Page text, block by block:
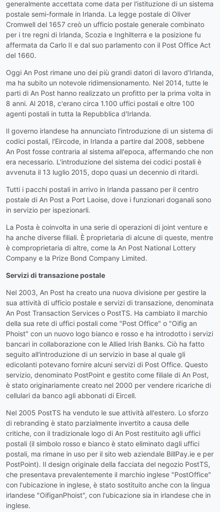
generalmente accettata come data per l'istituzione di un sistema
postale semi-formale in Irlanda. La legge postale di Oliver
Cromwell del 1657 creò un ufficio postale generale combinato
per i tre regni di Irlanda, Scozia e Inghilterra e la posizione fu
affermata da Carlo II e dal suo parlamento con il Post Office Act
del 1660.
Oggi An Post rimane uno dei più grandi datori di lavoro d'Irlanda,
ma ha subito un notevole ridimensionamento. Nel 2014, tutte le
parti di An Post hanno realizzato un profitto per la prima volta in
8 anni. Al 2018, c'erano circa 1.100 uffici postali e oltre 100
agenti postali in tutta la Repubblica d'Irlanda.
Il governo irlandese ha annunciato l'introduzione di un sistema di
codici postali, l'Eircode, in Irlanda a partire dal 2008, sebbene
An Post fosse contraria al sistema all'epoca, affermando che non
era necessario. L'introduzione del sistema dei codici postali è
avvenuta il 13 luglio 2015, dopo quasi un decennio di ritardi.
Tutti i pacchi postali in arrivo in Irlanda passano per il centro
postale di An Post a Port Laoise, dove i funzionari doganali sono
in servizio per ispezionarli.
La Posta è coinvolta in una serie di operazioni di joint venture e
ha anche diverse filiali. È proprietaria di alcune di queste, mentre
è comproprietaria di altre, come la An Post National Lottery
Company e la Prize Bond Company Limited.
Servizi di transazione postale
Nel 2003, An Post ha creato una nuova divisione per gestire la
sua attività di ufficio postale e servizi di transazione, denominata
An Post Transaction Services o PostTS. Ha cambiato il marchio
della sua rete di uffici postali come "Post Office" o "Oifig an
Phoist" con un nuovo logo bianco e rosso e ha introdotto i servizi
bancari in collaborazione con le Allied Irish Banks. Ciò ha fatto
seguito all'introduzione di un servizio in base al quale gli
edicolanti potevano fornire alcuni servizi di Post Office. Questo
servizio, denominato PostPoint e gestito come filiale di An Post,
è stato originariamente creato nel 2000 per vendere ricariche di
cellulari da banco agli abbonati di Eircell.
Nel 2005 PostTS ha venduto le sue attività all'estero. Lo sforzo
di rebranding è stato parzialmente invertito a causa delle
critiche, con il tradizionale logo di An Post restituito agli uffici
postali (il simbolo rosso e bianco è stato eliminato dagli uffici
postali, ma rimane in uso per il sito web aziendale BillPay.ie e per
PostPoint). Il design originale della facciata del negozio PostTS,
che presentava prevalentemente il marchio inglese "PostOffice"
con l'ubicazione in inglese, è stato sostituito anche con la lingua
irlandese "OifiganPhoist", con l'ubicazione sia in irlandese che in
inglese.